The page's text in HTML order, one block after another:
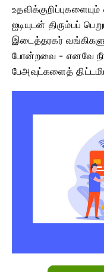
ஐடியுடன் திரும்பப்
இடைத்தரகர்
போன்றவை - எனவே
பேஅவுட்களைத்